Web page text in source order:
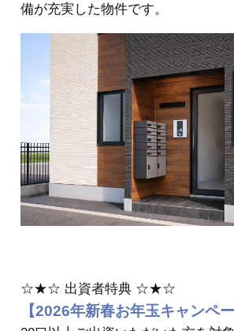
備が充実した物件です。
☆★☆ 出資者特典 ☆★☆
【2026年新春お年玉キャンペー